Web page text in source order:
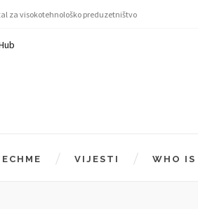
za visokotehnološko preduzetništvo
VIJESTI WHO IS